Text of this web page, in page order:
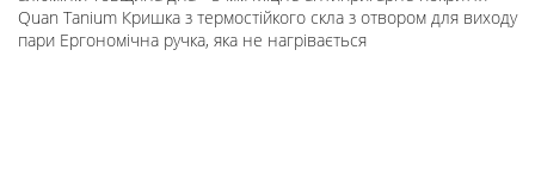
Quan Tanium Кришка з термостійкого скла з отвором для виходу
пари Ергономічна ручка, яка не нагрівається